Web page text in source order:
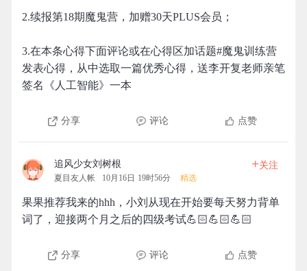
2.续报第18期魔鬼营，加赠30天PLUS会员；
3.在本条心得下面评论或在心得区加话题#魔鬼训练营
发表心得，从中选取一篇优秀心得，送李开复老师亲笔
签名《人工智能》一本
分享 评论 点赞
追风少女刘树根
夏目友人帐 10月16日 19时56分 精选
+关注
果果推荐我来的hhh，小刘从现在开始要每天努力背单
词了，迎接两个月之后的四级考试💪🏻💪🏻💪🏻
分享 评论 点赞